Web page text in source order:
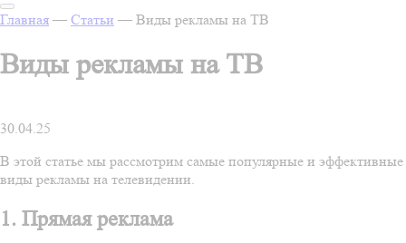
Главная — Статьи — Виды рекламы на ТВ
Виды рекламы на ТВ
30.04.25
В этой статье мы рассмотрим самые популярные и эффективные
виды рекламы на телевидении.
1. Прямая реклама